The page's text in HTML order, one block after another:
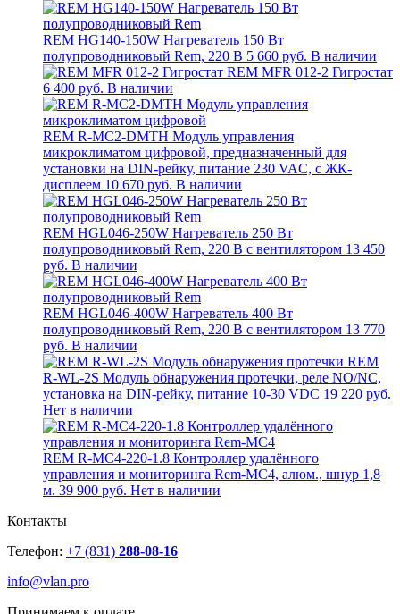
REM HG140-150W Нагреватель 150 Вт
полупроводниковый Rem, 220 В 5 660 руб. В наличии
REM MFR 012-2 Гигростат
6 400 руб. В наличии
REM R-MC2-DMTH Модуль управления
микроклиматом цифровой, предназначенный для
установки на DIN-рейку, питание 230 VAC, с ЖК-
дисплеем 10 670 руб. В наличии
REM HGL046-250W Нагреватель 250 Вт
полупроводниковый Rem, 220 В с вентилятором 13 450
руб. В наличии
REM HGL046-400W Нагреватель 400 Вт
полупроводниковый Rem, 220 В с вентилятором 13 770
руб. В наличии
REM
R-WL-2S Модуль обнаружения протечки, реле NO/NC,
установка на DIN-рейку, питание 10-30 VDC 19 220 руб.
Нет в наличии
REM R-MC4-220-1.8 Контроллер удалённого
управления и мониторинга Rem-MC4, алюм., шнур 1,8
м. 39 900 руб. Нет в наличии
Контакты
Телефон: +7 (831) 288-08-16
info@vlan.pro